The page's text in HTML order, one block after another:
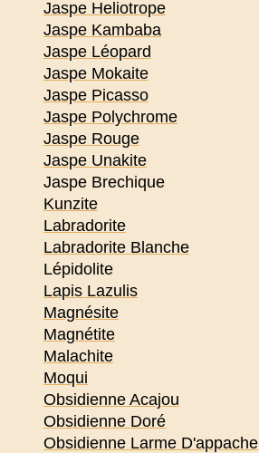
Jaspe Heliotrope
Jaspe Kambaba
Jaspe Léopard
Jaspe Mokaite
Jaspe Picasso
Jaspe Polychrome
Jaspe Rouge
Jaspe Unakite
Jaspe Brechique
Kunzite
Labradorite
Labradorite Blanche
Lépidolite
Lapis Lazulis
Magnésite
Magnétite
Malachite
Moqui
Obsidienne Acajou
Obsidienne Doré
Obsidienne Larme D'appache